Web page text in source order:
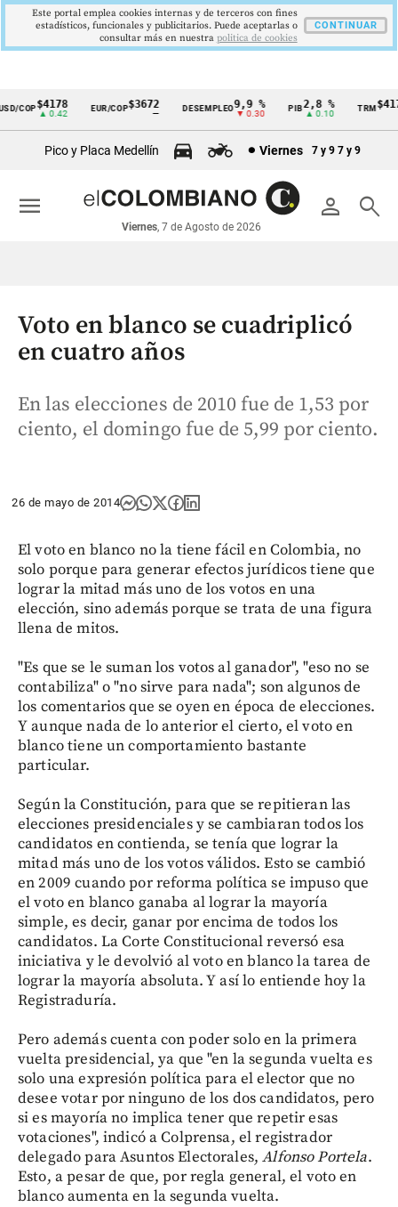
Cintillo
económicos
Colombia
COP$4178
▲ 0.42
EUR/COP$3672 DESEMPLEO 9,9 %
▼ 0.30
PIB2,8 %
▲ 0.10
TRM
Pico y Placa Medellín Viernes 7 y 9 7 y 9
person search
Viernes, 7 de Agosto de 2026
menu
Voto en blanco se cuadriplicó
en cuatro años
En las elecciones de 2010 fue de 1,53 por
ciento, el domingo fue de 5,99 por ciento.
26 de mayo de 2014
El voto en blanco no la tiene fácil en Colombia, no
solo porque para generar efectos jurídicos tiene que
lograr la mitad más uno de los votos en una
elección, sino además porque se trata de una figura
llena de mitos.
"Es que se le suman los votos al ganador", "eso no se
contabiliza" o "no sirve para nada"; son algunos de
los comentarios que se oyen en época de elecciones.
Y aunque nada de lo anterior el cierto, el voto en
blanco tiene un comportamiento bastante
particular.
Según la Constitución, para que se repitieran las
elecciones presidenciales y se cambiaran todos los
candidatos en contienda, se tenía que lograr la
mitad más uno de los votos válidos. Esto se cambió
en 2009 cuando por reforma política se impuso que
el voto en blanco ganaba al lograr la mayoría
simple, es decir, ganar por encima de todos los
candidatos. La Corte Constitucional reversó esa
iniciativa y le devolvió al voto en blanco la tarea de
lograr la mayoría absoluta. Y así lo entiende hoy la
Registraduría.
Pero además cuenta con poder solo en la primera
vuelta presidencial, ya que "en la segunda vuelta es
solo una expresión política para el elector que no
desee votar por ninguno de los dos candidatos, pero
si es mayoría no implica tener que repetir esas
votaciones", indicó a Colprensa, el registrador
delegado para Asuntos Electorales,Alfonso Portela.
Esto, a pesar de que, por regla general, el voto en
blanco aumenta en la segunda vuelta.
Este portal emplea cookies internas y de terceros con fines
estadísticos, funcionales y publicitarios. Puede aceptarlas o
consultar más en nuestra politica de cookies
CONTINUAR